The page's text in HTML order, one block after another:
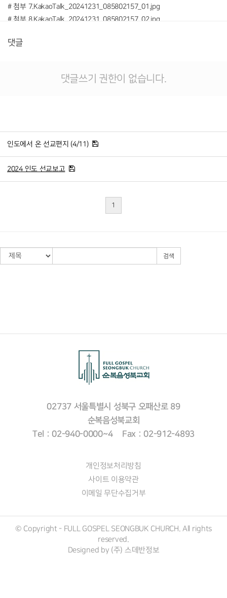
# 첨부 7.KakaoTalk_20241231_085802157_01.jpg
# 첨부 8.KakaoTalk_20241231_085802157_02.jpg
# 첨부 10.KakaoTalk_20241231_085802157_04.jpg
댓글
댓글쓰기 권한이 없습니다.
인도에서 온 선교편지 (4/11)
2024 인도 선교보고
1
검색
02737 서울특별시 성북구 오패산로 89
순복음성북교회
Tel : 02-940-0000~4 Fax : 02-912-4893
개인정보처리방침
사이트 이용약관
이메일 무단수집거부
© Copyright - FULL GOSPEL SEONGBUK CHURCH. All rights
reserved.
Designed by (주) 스데반정보